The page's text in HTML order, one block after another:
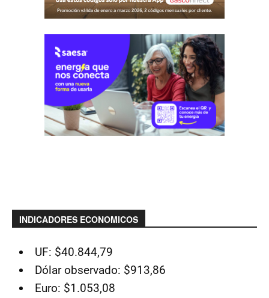
INDICADORES ECONOMICOS
UF: $40.844,79
Dólar observado: $913,86
Euro: $1.053,08